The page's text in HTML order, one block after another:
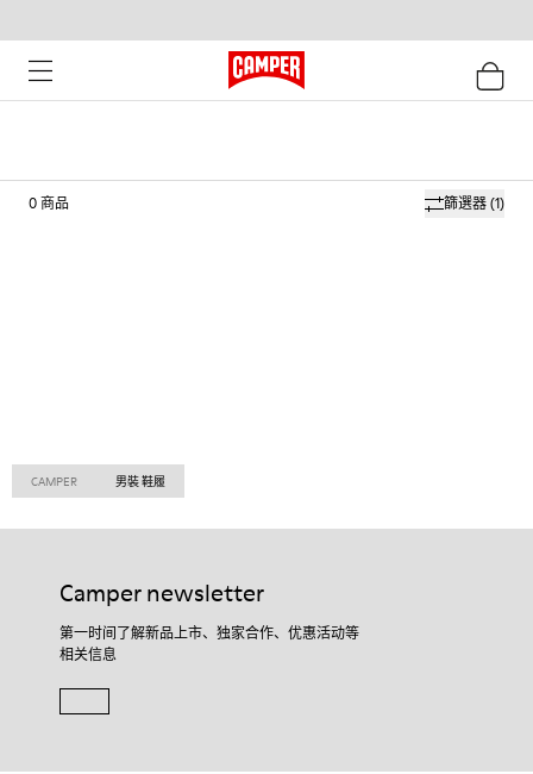
篩選器(1)
0商品
CAMPER 男裝 鞋履
Camper newsletter
第一时间了解新品上市、独家合作、优惠活动等
相关信息